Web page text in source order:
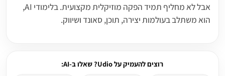
אבל לא מחליף תמיד הפקה מוזיקלית מקצועית. בלימודי AI,
הוא משתלב בעולמות יצירה, תוכן, סאונד ושיווק.
רוצים להעמיק על Udio? שאלו ב-AI: